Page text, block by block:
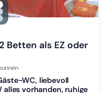
Zu Slide 1 wechseln
Zu Slide 2 wechseln
Slide 3 wechseln
Betten als EZ oder
WC, liebevoll
alles vorhanden, ruhige